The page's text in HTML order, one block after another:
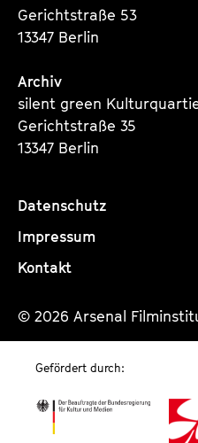
Gerichtstraße 53
13347 Berlin
Archiv
silent green
Gerichtstraße 35
13347 Berlin
Datenschutz
Impressum
Kontakt
© 2026 Arsenal
Gefördert durch: